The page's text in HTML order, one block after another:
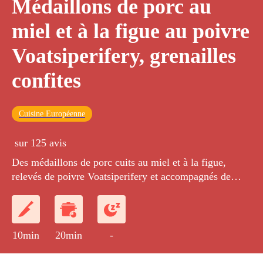
Médaillons de porc au
miel et à la figue au poivre
Voatsiperifery, grenailles
confites
Cuisine Européenne
sur 125 avis
Des médaillons de porc cuits au miel et à la figue,
relevés de poivre Voatsiperifery et accompagnés de
10min 20min -